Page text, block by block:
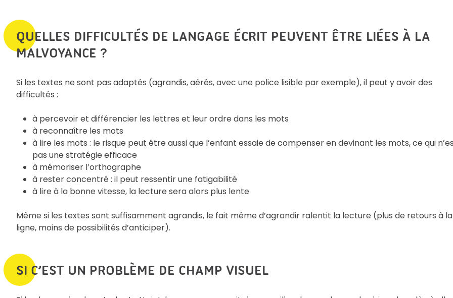
QUELLES DIFFICULTÉS DE LANGAGE ÉCRIT PEUVENT ÊTRE LIÉES À LA
MALVOYANCE ?
Si les textes ne sont pas adaptés (agrandis, aérés, avec une police lisible par exemple), il peut y avoir des
difficultés :
à percevoir et différencier les lettres et leur ordre dans les mots
à reconnaître les mots
à lire les mots : le risque peut être aussi que l’enfant essaie de compenser en devinant les mots, ce qui
pas une stratégie efficace
à mémoriser l’orthographe
à rester concentré : il peut ressentir une fatigabilité
à lire à la bonne vitesse, la lecture sera alors plus lente
Même si les textes sont suffisamment agrandis, le fait même d’agrandir ralentit la lecture (plus de retours à la
ligne, moins de possibilités d’anticiper).
SI C’EST UN PROBLÈME DE CHAMP VISUEL